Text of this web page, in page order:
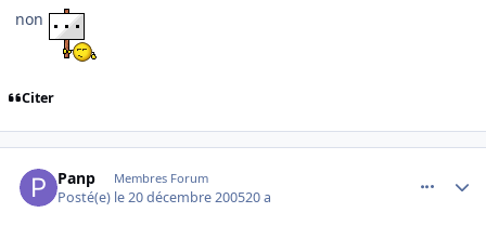
non
Citer
Panp Membres Forum
Posté(e) le 20 décembre 200520 a